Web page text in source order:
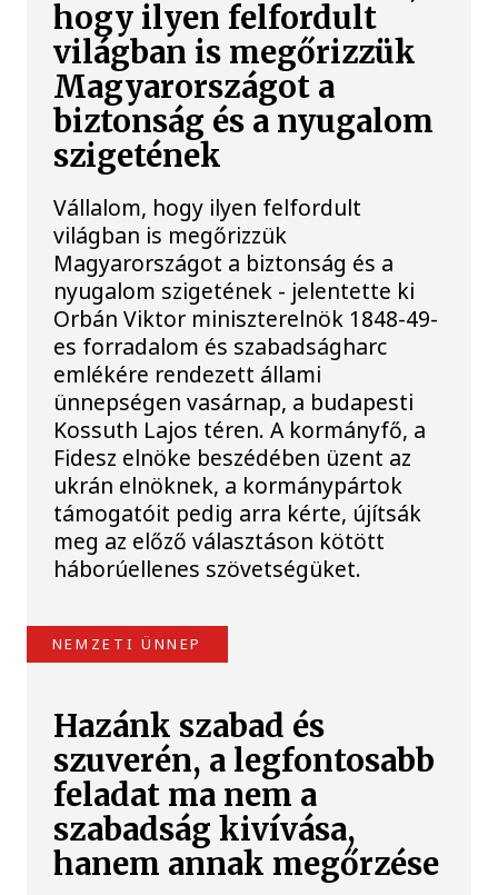
hogy ilyen felfordult
világban is megőrizzük
Magyarországot a
biztonság és a nyugalom
szigetének
Vállalom, hogy ilyen felfordult
világban is megőrizzük
Magyarországot a biztonság és a
nyugalom szigetének - jelentette ki
Orbán Viktor miniszterelnök 1848-49-
es forradalom és szabadságharc
emlékére rendezett állami
ünnepségen vasárnap, a budapesti
Kossuth Lajos téren. A kormányfő, a
Fidesz elnöke beszédében üzent az
ukrán elnöknek, a kormánypártok
támogatóit pedig arra kérte, újítsák
meg az előző választáson kötött
háborúellenes szövetségüket.
NEMZETI ÜNNEP
Hazánk szabad és
szuverén, a legfontosabb
feladat ma nem a
szabadság kivívása,
hanem annak megőrzése